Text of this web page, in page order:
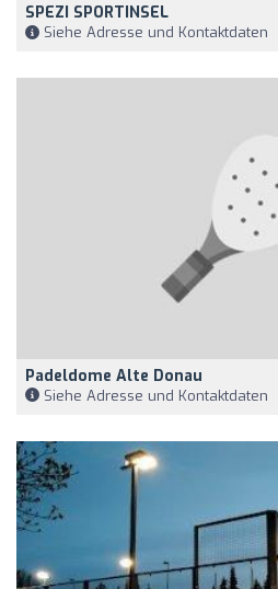
SPEZI SPORTINSEL
Siehe Adresse und Kontaktdaten
Padeldome Alte Donau
Siehe Adresse und Kontaktdaten